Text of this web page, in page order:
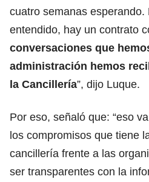
cuatro semanas
entendido, hay un contrato
conversaciones que
administración hemos
la Cancillería”, dijo Luque.
Por eso, señaló que: “eso
los compromisos que tiene
cancillería frente a las
ser transparentes con la